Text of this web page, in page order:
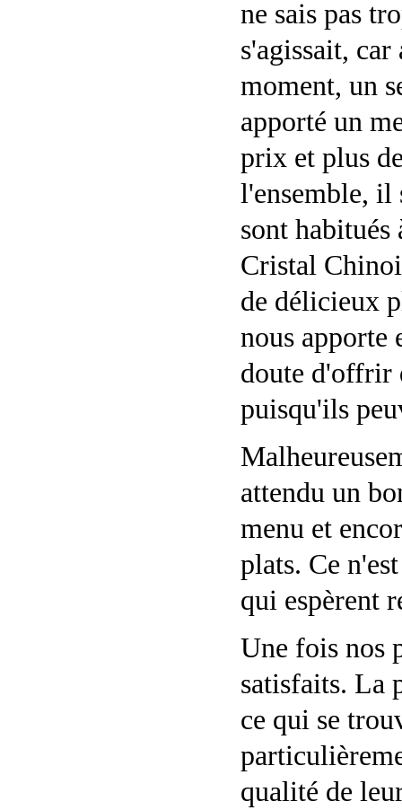
ne sais pas
s'agissait, car
moment, un
apporté un
prix et plus
l'ensemble, il
sont
Cristal
de délicieux
nous apporte
doute d'offrir
puisqu'ils
attendu un
menu et
plats. Ce
qui espèrent
Une fois nos
satisfaits. La
ce qui se
qualité de